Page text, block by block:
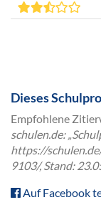
Dieses
Empfohlene
schulen.de:
https://
9103/, Stand:
Auf Facebook